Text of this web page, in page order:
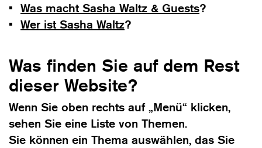
Was macht Sasha Waltz & Guests?
Wer ist Sasha Waltz?
Was finden Sie auf dem Rest
dieser Website?
Wenn Sie oben rechts auf „Menü“ klicken,
sehen Sie eine Liste von Themen.
Sie können ein Thema auswählen, das Sie